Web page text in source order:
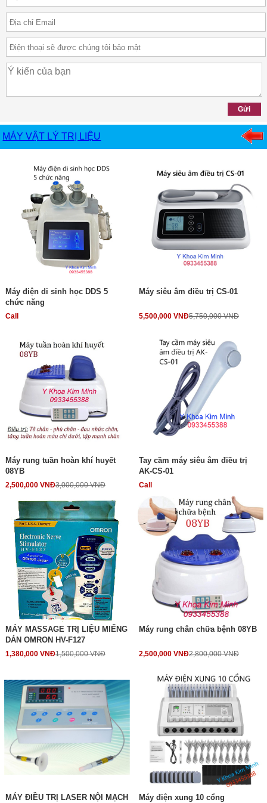
MÁY VẬT LÝ TRỊ LIỆU
Máy điện di sinh học DDS 5
chức năng
Call
Máy siêu âm điều trị CS-01
5,500,000 VNĐ5,750,000 VNĐ
Máy rung tuần hoàn khí huyết
08YB
2,500,000 VNĐ3,000,000 VNĐ
Tay cầm máy siêu âm điều trị
AK-CS-01
Call
MÁY MASSAGE TRỊ LIỆU MIẾNG
DÁN OMRON HV-F127
1,380,000 VNĐ1,500,000 VNĐ
Máy rung chân chữa bệnh 08YB
2,500,000 VNĐ2,800,000 VNĐ
MÁY ĐIỀU TRỊ LASER NỘI MẠCH
Máy điện xung 10 cổng